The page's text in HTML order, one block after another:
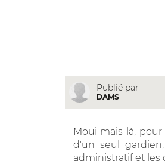
Publié par
DAMS
Moui mais là,
d'un seul
administratif et les